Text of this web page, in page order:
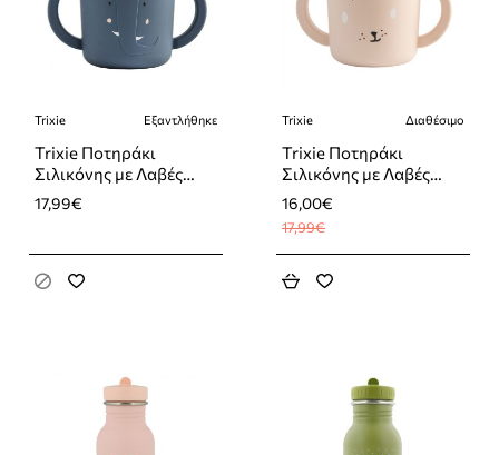
Εξαντλήθηκε
Trixie Εξαντλήθηκε
Trixie Ποτηράκι
Σιλικόνης με Λαβές
Sippy Cup Mrs.
Elephant 207ml
17,99€
-11%
Trixie Διαθέσιμο
Trixie Ποτηράκι
Σιλικόνης με Λαβές
Sippy Cup Mrs. Rabbit
207ml
16,00€
17,99€